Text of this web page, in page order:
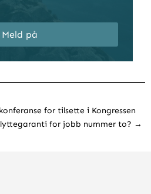
Meld på
for tilsette i Kongressen
for jobb nummer to? →